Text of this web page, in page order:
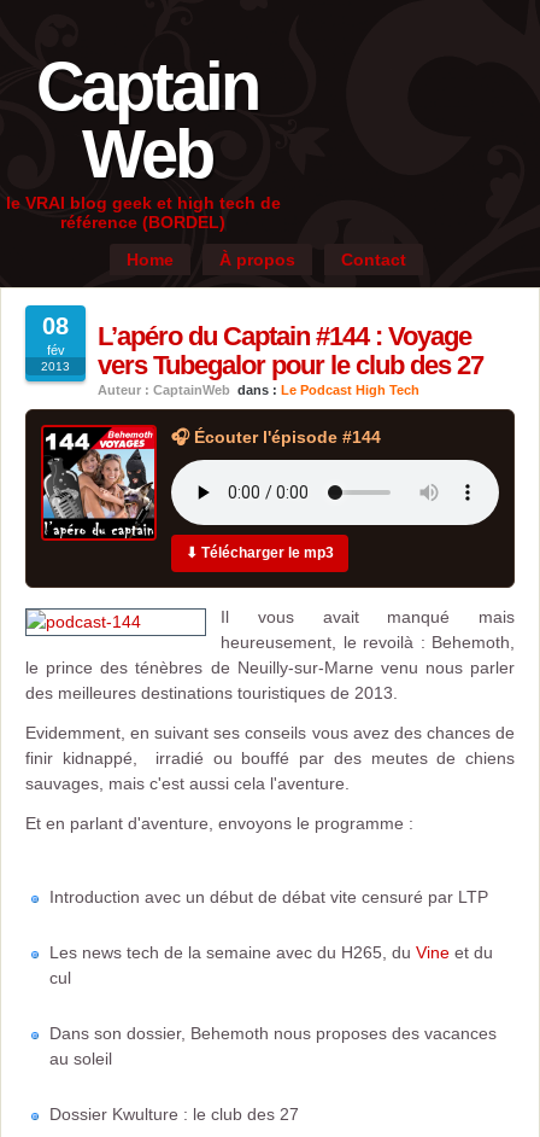
Captain
Web
le VRAI blog geek et high tech de
référence (BORDEL)
Home
À propos Contact
08
fév
2013
L’apéro du Captain #144 : Voyage
vers Tubegalor pour le club des 27
Auteur : CaptainWeb dans : Le Podcast High Tech
🎧 Écouter l'épisode #144
⬇ Télécharger le mp3
Il vous avait manqué mais
heureusement, le revoilà : Behemoth,
le prince des ténèbres de Neuilly-sur-Marne venu nous parler
des meilleures destinations touristiques de 2013.
Evidemment, en suivant ses conseils vous avez des chances de
finir kidnappé, irradié ou bouffé par des meutes de chiens
sauvages, mais c'est aussi cela l'aventure.
Et en parlant d'aventure, envoyons le programme :
Introduction avec un début de débat vite censuré par LTP
Les news tech de la semaine avec du H265, du Vine et du
cul
Dans son dossier, Behemoth nous proposes des vacances
au soleil
Dossier Kwulture : le club des 27